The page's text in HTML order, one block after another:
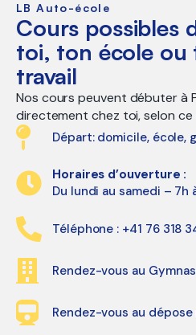
LB Auto-école
Cours possibles
toi, ton école ou
travail
Nos cours peuvent débuter à
directement chez toi, selon ce
Départ: domicile, école,
Horaires d’ouverture :
Du lundi au samedi – 7h
Téléphone : +41 76 318
Rendez-vous au
Rendez-vous au